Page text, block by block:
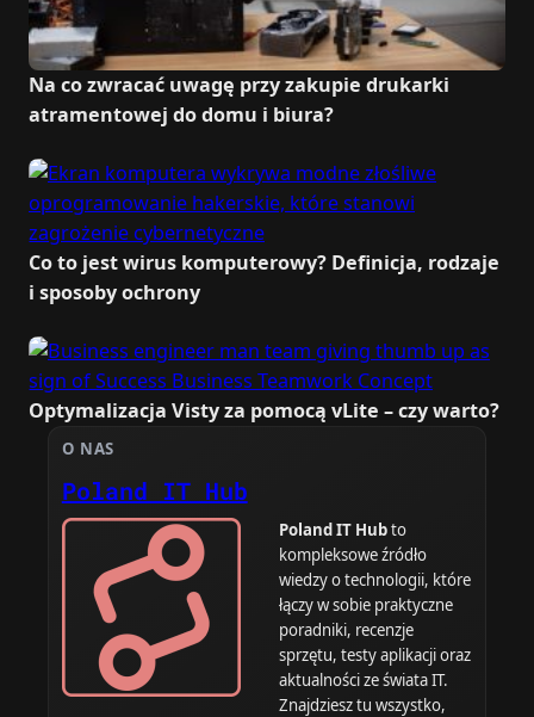
Na co zwracać uwagę przy zakupie drukarki
atramentowej do domu i biura?
Co to jest wirus komputerowy? Definicja, rodzaje
i sposoby ochrony
Optymalizacja Visty za pomocą vLite – czy warto?
O NAS
Poland IT Hub
Poland IT Hubto
kompleksowe źródło
wiedzy o technologii, które
łączy w sobie praktyczne
poradniki, recenzje
sprzętu, testy aplikacji oraz
aktualności ze świata IT.
Znajdziesz tu wszystko,